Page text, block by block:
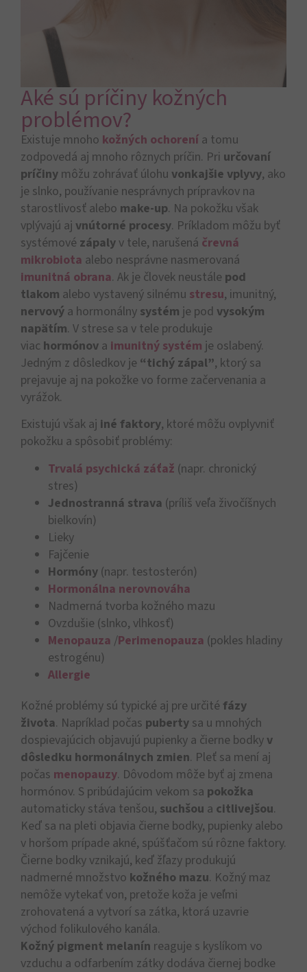
Aké sú príčiny kožných
problémov?
Existuje mnoho kožných ochorení a tomu
zodpovedá aj mnoho rôznych príčin. Pri určovaní
príčiny môžu zohrávať úlohu vonkajšie vplyvy, ako
je slnko, používanie nesprávnych prípravkov na
starostlivosť alebo make-up. Na pokožku však
vplývajú aj vnútorné procesy. Príkladom môžu byť
systémové zápaly v tele, narušená črevná
mikrobiota alebo nesprávne nasmerovaná
imunitná obrana. Ak je človek neustále pod
tlakom alebo vystavený silnému stresu, imunitný,
nervový a hormonálny systém je pod vysokým
napätím. V strese sa v tele produkuje
viac hormónov a imunitný systém je oslabený.
Jedným z dôsledkov je “tichý zápal”, ktorý sa
prejavuje aj na pokožke vo forme začervenania a
vyrážok.
Existujú však aj iné faktory, ktoré môžu ovplyvniť
pokožku a spôsobiť problémy:
Trvalá psychická záťaž (napr. chronický
stres)
Jednostranná strava (príliš veľa živočíšnych
bielkovín)
Lieky
Fajčenie
Hormóny (napr. testosterón)
Hormonálna nerovnováha
Nadmerná tvorba kožného mazu
Ovzdušie (slnko, vlhkosť)
Menopauza /Perimenopauza (pokles hladiny
estrogénu)
Allergie
Kožné problémy sú typické aj pre určité fázy
života. Napríklad počas puberty sa u mnohých
dospievajúcich objavujú pupienky a čierne bodky v
dôsledku hormonálnych zmien. Pleť sa mení aj
počas menopauzy. Dôvodom môže byť aj zmena
hormónov. S pribúdajúcim vekom sa pokožka
automaticky stáva tenšou, suchšou a citlivejšou.
Keď sa na pleti objavia čierne bodky, pupienky alebo
v horšom prípade akné, spúšťačom sú rôzne faktory.
Čierne bodky vznikajú, keď žľazy produkujú
nadmerné množstvo kožného mazu. Kožný maz
nemôže vytekať von, pretože koža je veľmi
zrohovatená a vytvorí sa zátka, ktorá uzavrie
východ folikulového kanála.
Kožný pigment melanín reaguje s kyslíkom vo
vzduchu a odfarbením zátky dodáva čiernej bodke